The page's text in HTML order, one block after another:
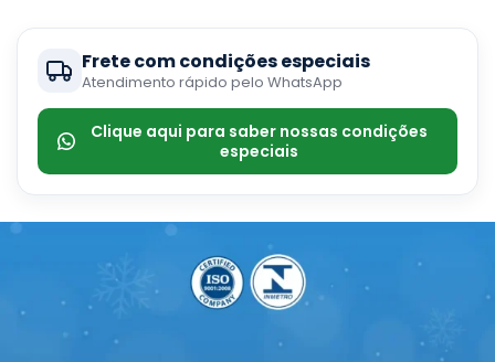
Frete com condições especiais
Atendimento rápido pelo WhatsApp
Clique aqui para saber nossas condições
especiais